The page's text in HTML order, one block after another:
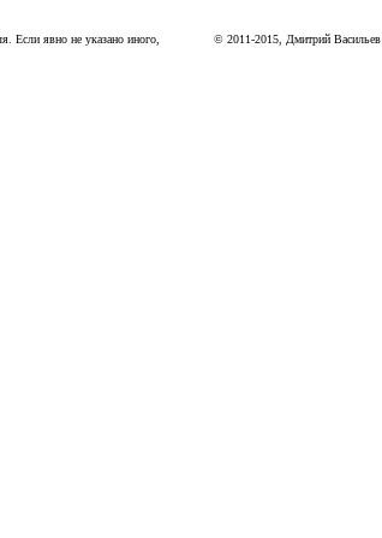
Если явно не указано иного, © 2011-2015 , Дмитрий Васильев